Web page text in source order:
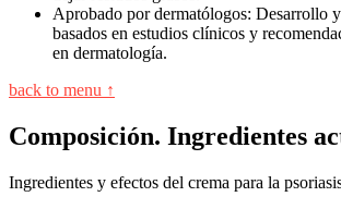
Aprobado por dermatólogos: Desarrollo
basados en estudios clínicos y
en dermatología.
back to menu ↑
Composición. Ingredientes
Ingredientes y efectos del crema para la